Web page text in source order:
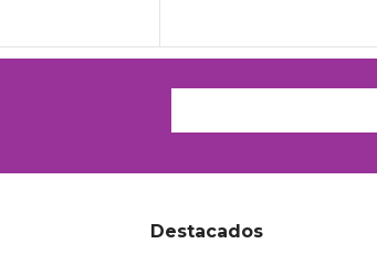
Destacados